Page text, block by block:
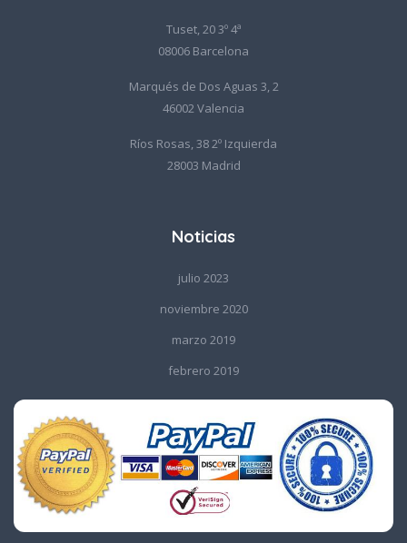
Tuset, 20 3º 4ª
08006 Barcelona
Marqués de Dos Aguas 3, 2
46002 Valencia
Ríos Rosas, 38 2º Izquierda
28003 Madrid
Noticias
julio 2023
noviembre 2020
marzo 2019
febrero 2019